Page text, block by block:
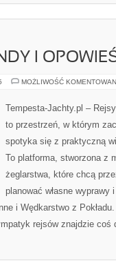
I
MOŻLIWOŚĆ
Tempesta-Jachty.pl –
to przestrzeń, w którym
spotyka się z praktyczną
To platforma, stworzona z
żeglarstwa, które chcą
planować własne
i Wędkarstwo z
rejsów znajdzie coś